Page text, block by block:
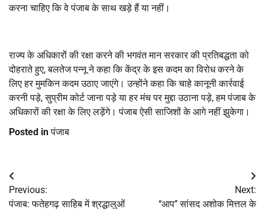
करना चाहिए कि वे पंजाब के साथ खड़े हैं या नहीं।
राज्य के अधिकारों की रक्षा करने की भगवंत मान सरकार की प्रतिबद्धता को
दोहराते हुए,बलतेज पन्नू ने कहा कि केंद्र के इस कदम का विरोध करने के
लिए हर मुमकिन कदम उठाए जाएंगे। उन्होंने कहा कि चाहे कानूनी कार्रवाई
करनी पड़े,सुप्रीम कोर्ट जाना पड़े या हर मंच पर मुद्दा उठाना पड़े,हम पंजाब के
अधिकारों की रक्षा के लिए लड़ेंगे। पंजाब ऐसी साजिशों के आगे नहीं झुकेगा।
Posted inपंजाब
Post
navigation
Previous:
पंजाब: फतेहगढ़ साहिब में श्रद्धालुओं
Next:
‘‘आप’’ सांसद अशोक मित्तल के